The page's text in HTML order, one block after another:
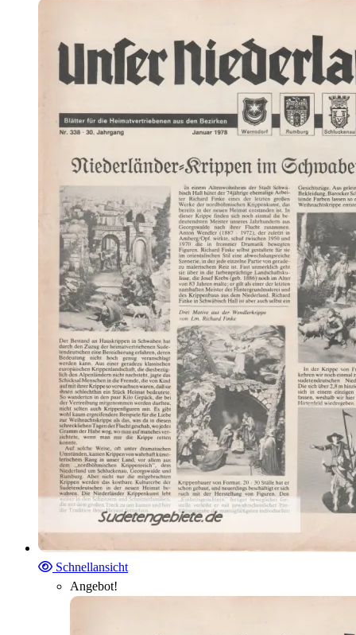
Schnellansicht
Angebot!